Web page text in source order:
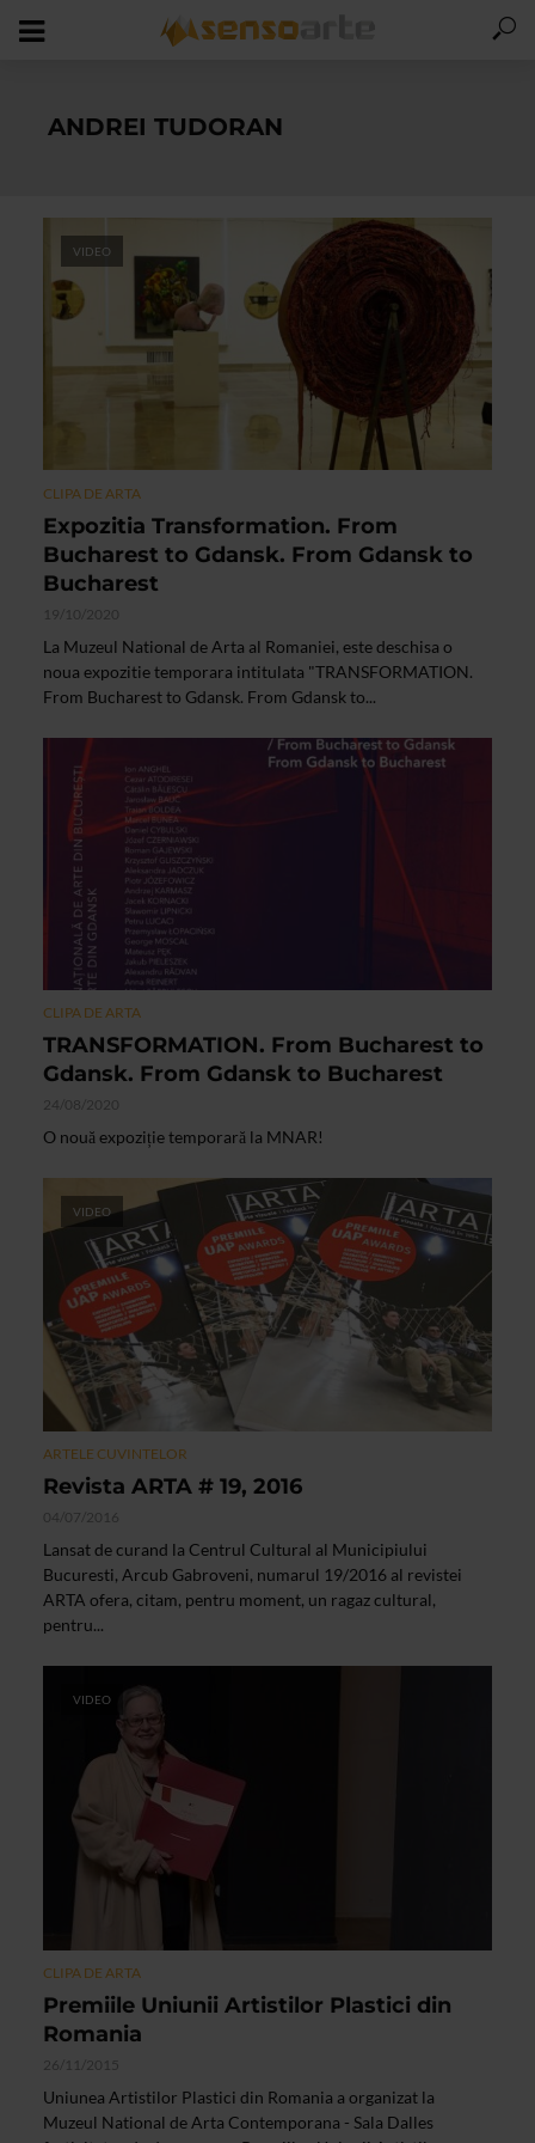
ANDREI TUDORAN
VIDEO
CLIPA DE ARTA
Expozitia Transformation. From
Bucharest to Gdansk. From Gdansk to
Bucharest
19/10/2020
La Muzeul National de Arta al Romaniei, este deschisa o
noua expozitie temporara intitulata "TRANSFORMATION.
From Bucharest to Gdansk. From Gdansk to...
CLIPA DE ARTA
TRANSFORMATION. From Bucharest to
Gdansk. From Gdansk to Bucharest
24/08/2020
O nouă expoziție temporară la MNAR!
VIDEO
ARTELE CUVINTELOR
Revista ARTA # 19, 2016
04/07/2016
Lansat de curand la Centrul Cultural al Municipiului
Bucuresti, Arcub Gabroveni, numarul 19/2016 al revistei
ARTA ofera, citam, pentru moment, un ragaz cultural,
pentru...
VIDEO
CLIPA DE ARTA
Premiile Uniunii Artistilor Plastici din
Romania
26/11/2015
Uniunea Artistilor Plastici din Romania a organizat la
Muzeul National de Arta Contemporana - Sala Dalles